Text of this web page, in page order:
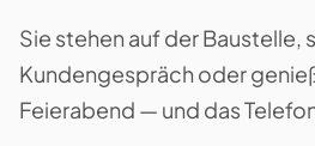
Sie stehen auf der Baustelle,
Kundengespräch oder
Feierabend — und das